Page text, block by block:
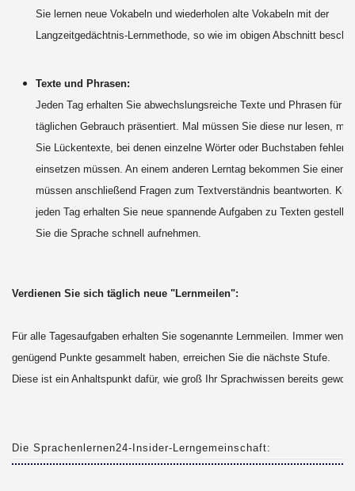
Sie lernen neue Vokabeln und wiederholen alte Vokabeln mit der
Langzeitgedächtnis-Lernmethode, so wie im obigen Abschnitt
Texte und Phrasen:
Jeden Tag erhalten Sie abwechslungsreiche Texte und Phrasen für
täglichen Gebrauch präsentiert. Mal müssen Sie diese nur lesen, mal
Sie Lückentexte, bei denen einzelne Wörter oder Buchstaben fehlen,
einsetzen müssen. An einem anderen Lerntag bekommen Sie einen
müssen anschließend Fragen zum Textverständnis beantworten.
jeden Tag erhalten Sie neue spannende Aufgaben zu Texten gestellt,
Sie die Sprache schnell aufnehmen.
Verdienen Sie sich täglich neue "Lernmeilen":
Für alle Tagesaufgaben erhalten Sie sogenannte Lernmeilen. Immer wenn
genügend Punkte gesammelt haben, erreichen Sie die nächste Stufe.
Diese ist ein Anhaltspunkt dafür, wie groß Ihr Sprachwissen bereits
Die Sprachenlernen24-Insider-Lerngemeinschaft: